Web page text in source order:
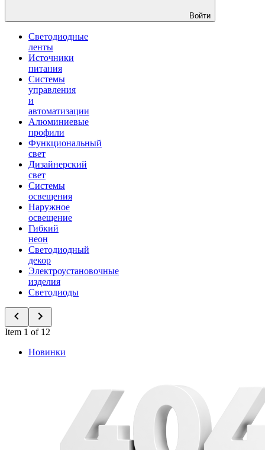
Войти
Светодиодные
ленты
Источники
питания
Системы
управления
и
автоматизации
Алюминиевые
профили
Функциональный
свет
Дизайнерский
свет
Системы
освещения
Наружное
освещение
Гибкий
неон
Светодиодный
декор
Электроустановочные
изделия
Светодиоды
Item 1 of 12
Новинки